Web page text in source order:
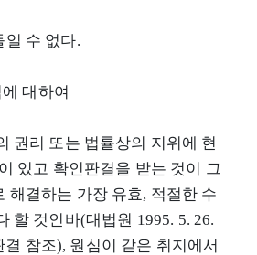
일 수 없다.
대하여
권리 또는 법률상의 지위에 현
있고 확인판결을 받는 것이 그
해결하는 가장 유효, 적절한 수
할 것인바(대법원 1995. 5. 26.
결 참조), 원심이 같은 취지에서